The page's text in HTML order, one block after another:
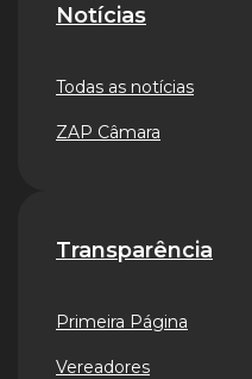
Notícias
Todas as notícias
ZAP Câmara
Transparência
Primeira Página
Vereadores